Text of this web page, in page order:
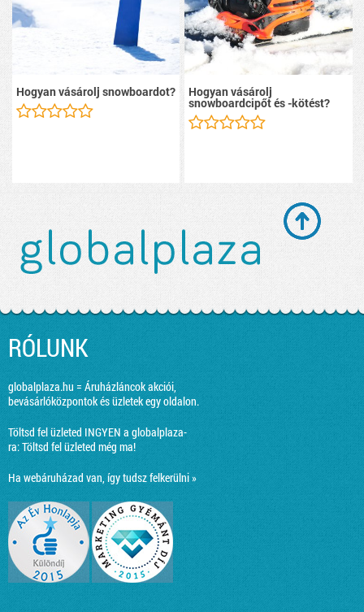
Hogyan vásárolj snowboardot? Hogyan vásárolj
snowboardcipőt és -kötést?
RÓLUNK
globalplaza.hu = Áruházláncok akciói,
bevásárlóközpontok és üzletek egy oldalon.
Töltsd fel üzleted INGYEN a globalplaza-
ra:Töltsd fel üzleted még ma!
Ha webáruházad van, így tudsz felkerülni »